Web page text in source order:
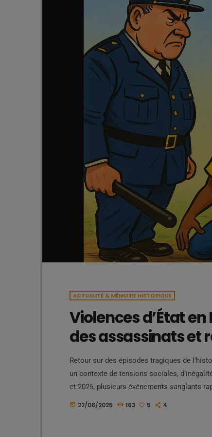
ACTUALITÉ & MÉMOIRE HISTORIQUE
Violences d’État
des assassinats et
Retour sur des épisodes tragiques de
un contexte de tensions sociales,
et 2025, plusieurs événements sanglants
par des conflits sociaux étouffés par la
today 22/08/2025 163 5 4